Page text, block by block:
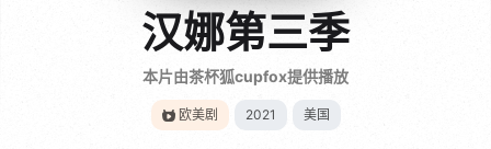
汉娜第三季
本片由茶杯狐cupfox提供播放
欧美剧 2021 美国